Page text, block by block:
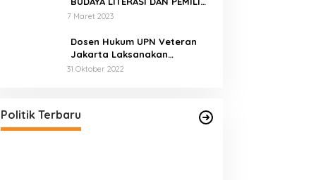
CERDAS”
7 Maret 2023
Dosen Hukum UPN Veteran
Jakarta Laksanakan
Pelatihan Pendaftaran Merek
31 Oktober 2022
Politik Terbaru
DPR RI
Di Politik, Titik Kota Jambi